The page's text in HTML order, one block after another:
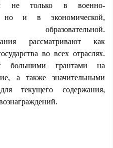
не только в военно-
но и в экономической,
образовательной.
рассматривают как
во всех отраслях.
большими грантами на
а также значительными
текущего содержания,